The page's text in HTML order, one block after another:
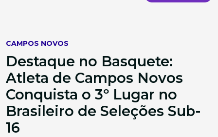
CAMPOS NOVOS
Destaque no Basquete:
Atleta de Campos Novos
Conquista o 3º Lugar no
Brasileiro de Seleções Sub-
16